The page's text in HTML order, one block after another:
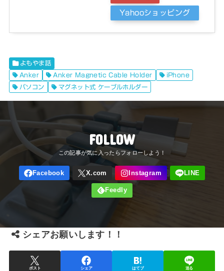
Yahooショッピング
よもやま話
Anker
Anker Magnetic Cable Holder
iPhone
パソコン
マグネット式 ケーブルホルダー
FOLLOW
シェアお願いします！！
ポスト シェア はてブ 送る